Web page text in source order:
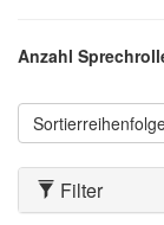
Anzahl
Filter